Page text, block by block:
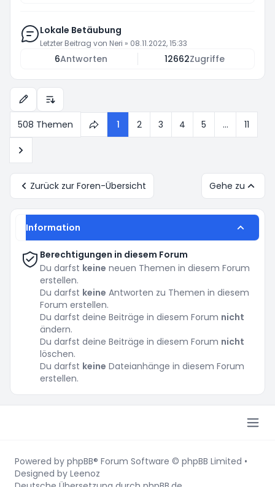
Lokale Betäubung
Letzter Beitrag von Neri » 08.11.2022, 15:33
6Antworten 12662Zugriffe
Anzeige- und Sortierungs-Einstellungen
508 Themen
Seite von 11
1 2 3 4 5 …
11
Zurück zur Foren-Übersicht Gehe zu
Information
Berechtigungen in diesem Forum
Du darfst keine neuen Themen in diesem Forum
erstellen.
Du darfst keine Antworten zu Themen in diesem
Forum erstellen.
Du darfst deine Beiträge in diesem Forum nicht
ändern.
Du darfst deine Beiträge in diesem Forum nicht
löschen.
Du darfst keine Dateianhänge in diesem Forum
erstellen.
Powered by phpBB® Forum Software © phpBB Limited •
Designed by Leenoz